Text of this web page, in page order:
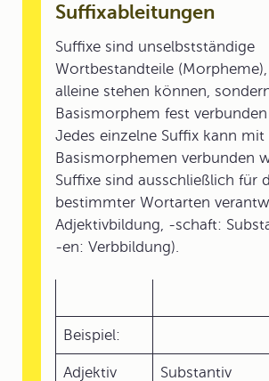
Suffixableitungen
Suffixe sind unselbstständige
Wortbestandteile
alleine stehen können,
Basismorphem fest
Jedes einzelne Suffix kann mit
Basismorphemen verbunden
Suffixe sind ausschließlich für
bestimmter Wortarten
Adjektivbildung, -schaft:
-en: Verbbildung).
Beispiel:
Adjektiv Substantiv